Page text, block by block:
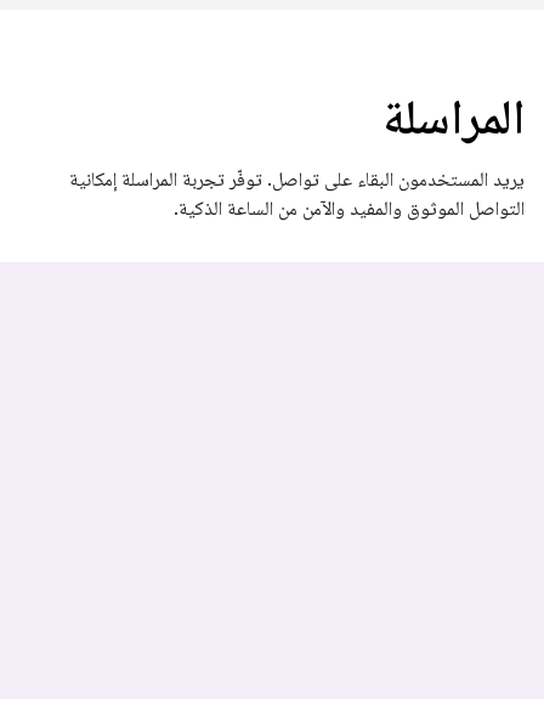
المراسلة
يريد المستخدمون البقاء على تواصل. توفّر تجربة المراسلة إمكانية
التواصل الموثوق والمفيد والآمن من الساعة الذكية.